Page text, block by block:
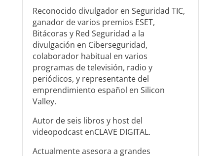
Reconocido divulgador en Seguridad TIC,
ganador de varios premios ESET,
Bitácoras y Red Seguridad a la
divulgación en Ciberseguridad,
colaborador habitual en varios
programas de televisión, radio y
periódicos, y representante del
emprendimiento español en Silicon
Valley.
Autor de seis libros y host del
videopodcast enCLAVE DIGITAL.
Actualmente asesora a grandes